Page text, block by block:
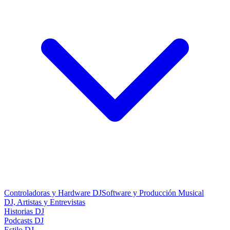
Controladoras y Hardware DJSoftware y Producción Musical
DJ, Artistas y Entrevistas
Historias DJ
Podcasts DJ